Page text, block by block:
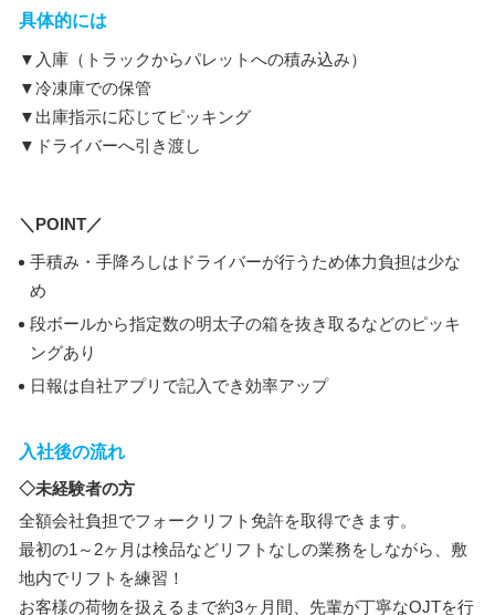
具体的には
▼入庫（トラックからパレットへの積み込み）
▼冷凍庫での保管
▼出庫指示に応じてピッキング
▼ドライバーへ引き渡し
＼POINT／
手積み・手降ろしはドライバーが行うため体力負担は少な
め
段ボールから指定数の明太子の箱を抜き取るなどのピッキ
ングあり
日報は自社アプリで記入でき効率アップ
入社後の流れ
◇未経験者の方
全額会社負担でフォークリフト免許を取得できます。
最初の1～2ヶ月は検品などリフトなしの業務をしながら、敷
地内でリフトを練習！
お客様の荷物を扱えるまで約3ヶ月間、先輩が丁寧なOJTを行